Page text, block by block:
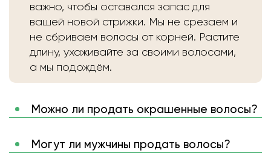
важно, чтобы оставался запас для
вашей новой стрижки. Мы не срезаем и
не сбриваем волосы от корней. Растите
длину, ухаживайте за своими волосами,
а мы подождём.
Можно ли продать окрашенные волосы?
Могут ли мужчины продать волосы?